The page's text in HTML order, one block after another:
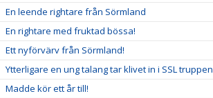
En leende rightare från Sörmland
En rightare med fruktad bössa!
Ett nyförvärv från Sörmland!
Ytterligare en ung talang tar klivet in i SSL
Madde kör ett år till!